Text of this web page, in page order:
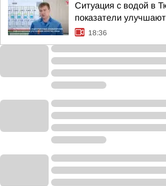
Ситуация с водой в
показатели
18:36